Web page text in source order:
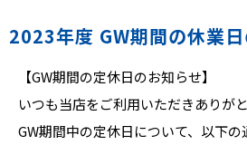
2023年度 GW期間の休業
【GW期間の定休日のお知らせ】
いつも当店をご利用いただきありが
GW期間中の定休日について、以下